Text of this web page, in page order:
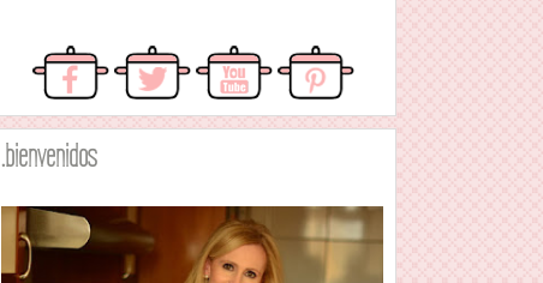
.bienvenidos